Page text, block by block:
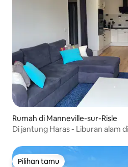
Rumah di Manneville-sur-Risle
Di jantung Haras - Liburan alam
Pilihan tamu